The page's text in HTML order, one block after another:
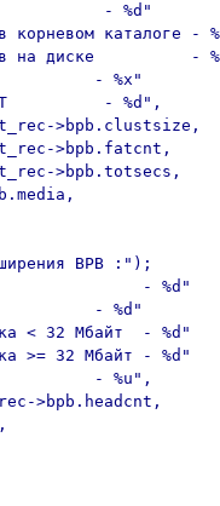
- %d"
корневом каталоге -
на диске          -
- %x"
- %d",
>bpb.clustsize,
>bpb.fatcnt,
>bpb.totsecs,
BPB :");
- %d"
- %d"
< 32 Mбайт  - %d"
>= 32 Mбайт - %d"
- %u",
>bpb.headcnt,